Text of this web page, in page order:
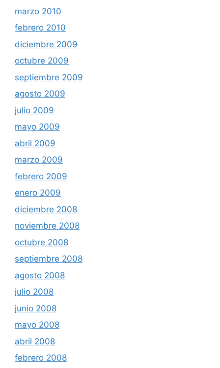
marzo 2010
febrero 2010
diciembre 2009
octubre 2009
septiembre 2009
agosto 2009
julio 2009
mayo 2009
abril 2009
marzo 2009
febrero 2009
enero 2009
diciembre 2008
noviembre 2008
octubre 2008
septiembre 2008
agosto 2008
julio 2008
junio 2008
mayo 2008
abril 2008
febrero 2008